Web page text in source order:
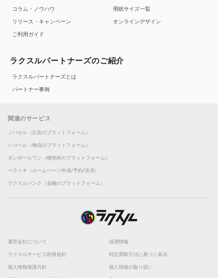
コラム・ノウハウ
リリース・キャンペーン
ご利用ガイド
用紙サイズ一覧
オンラインデザイン
ラクスルパートナーズのご紹介
ラクスルパートナーズとは
パートナー事例
関連のサービス
ノバセル（広告のプラットフォーム）
ハコベル（物流のプラットフォーム）
ダンボールワン（梱包材のプラットフォーム）
ペライチ（ホームページ作成/予約/決済）
ラクスルバンク（金融のプラットフォーム）
運営会社について 採用情報
ラクスルサービス利用規約 特定商取引法に基づく表示
個人情報保護方針 個人情報の取り扱い